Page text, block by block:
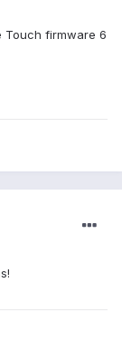
Touch firmware 6